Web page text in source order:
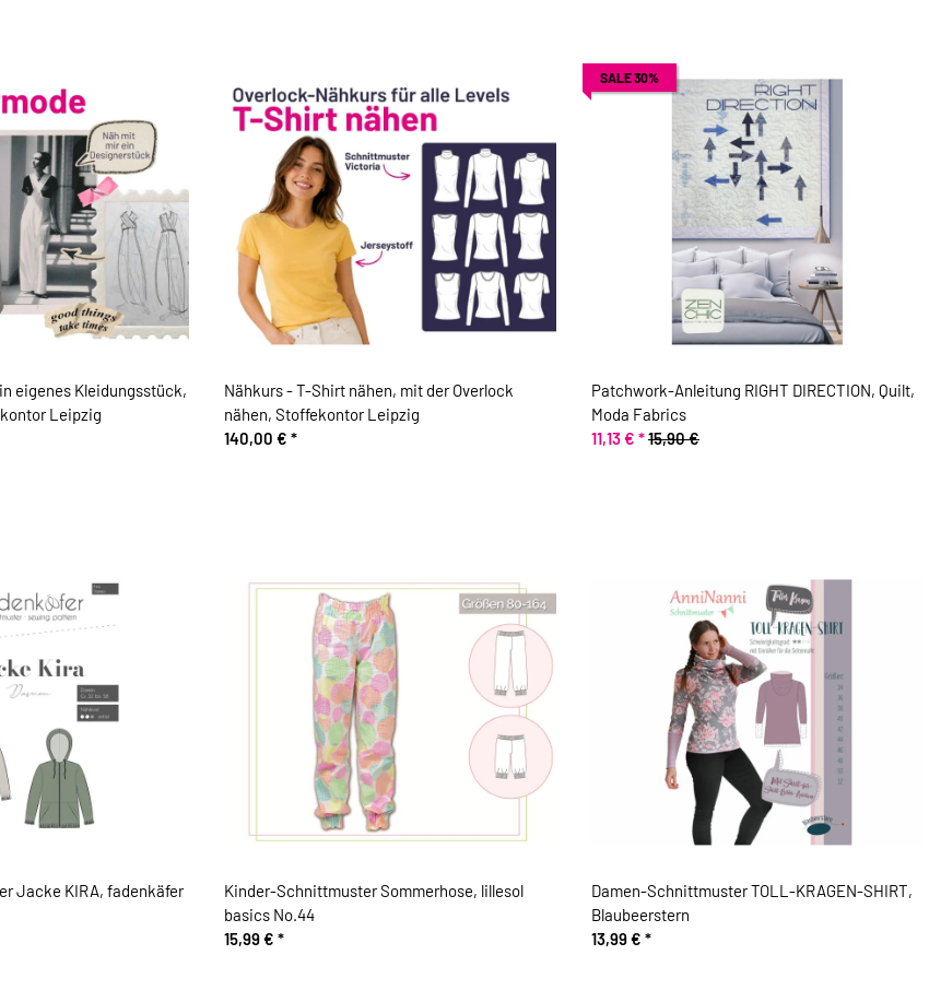
eigenes Kleidungsstück,
Leipzig
Nähkurs - T-Shirt nähen, mit der Overlock
nähen, Stoffekontor Leipzig
140,00 € *
SALE 30%
Patchwork-Anleitung RIGHT DIRECTION, Quilt,
Moda Fabrics
11,13 € *15,90 €
Jacke KIRA, fadenkäfer
Kinder-Schnittmuster Sommerhose, lillesol
basics No.44
15,99 € *
Damen-Schnittmuster TOLL-KRAGEN-SHIRT,
Blaubeerstern
13,99 € *